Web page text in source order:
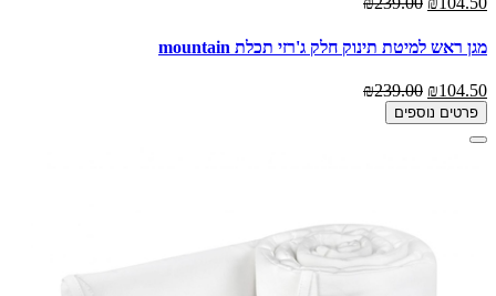
מגן ראש למיטת תינוק חלק ג'רזי תכלת mountain
₪104.50
₪239.00
פרטים נוספים